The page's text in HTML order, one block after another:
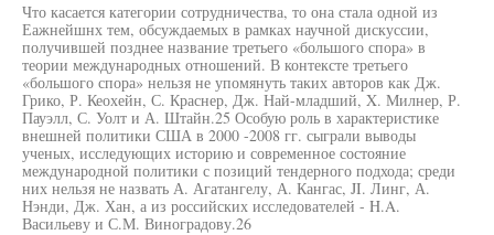
Что касается категории сотрудничества, то она стала одной из
Еажнейшнх тем, обсуждаемых в рамках научной дискуссии,
получившей позднее название третьего «большого спора» в
теории международных отношений. В контексте третьего
«большого спора» нельзя не упомянуть таких авторов как Дж.
Грико, Р. Кеохейн, С. Краснер, Дж. Най-младший, X. Милнер, Р.
Пауэлл, С. Уолт и А. Штайн.25 Особую роль в характеристике
внешней политики США в 2000 -2008 гг. сыграли выводы
ученых, исследующих историю и современное состояние
международной политики с позиций тендерного подхода; среди
них нельзя не назвать А. Агатангелу, А. Кангас, JI. Линг, А.
Нэнди, Дж. Хан, а из российских исследователей - H.A.
Васильеву и С.М. Виноградову.26